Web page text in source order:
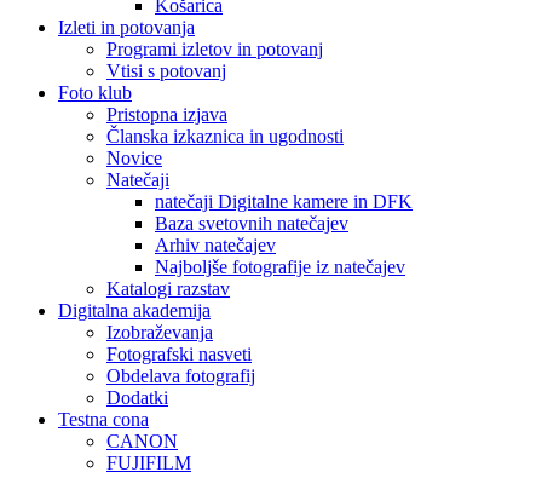
Košarica
Izleti in potovanja
Programi izletov in potovanj
Vtisi s potovanj
Foto klub
Pristopna izjava
Članska izkaznica in ugodnosti
Novice
Natečaji
natečaji Digitalne kamere in DFK
Baza svetovnih natečajev
Arhiv natečajev
Najboljše fotografije iz natečajev
Katalogi razstav
Digitalna akademija
Izobraževanja
Fotografski nasveti
Obdelava fotografij
Dodatki
Testna cona
CANON
FUJIFILM